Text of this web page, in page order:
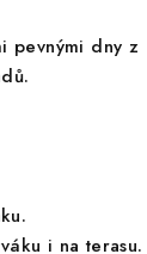
pevnými dny z
i na terasu.